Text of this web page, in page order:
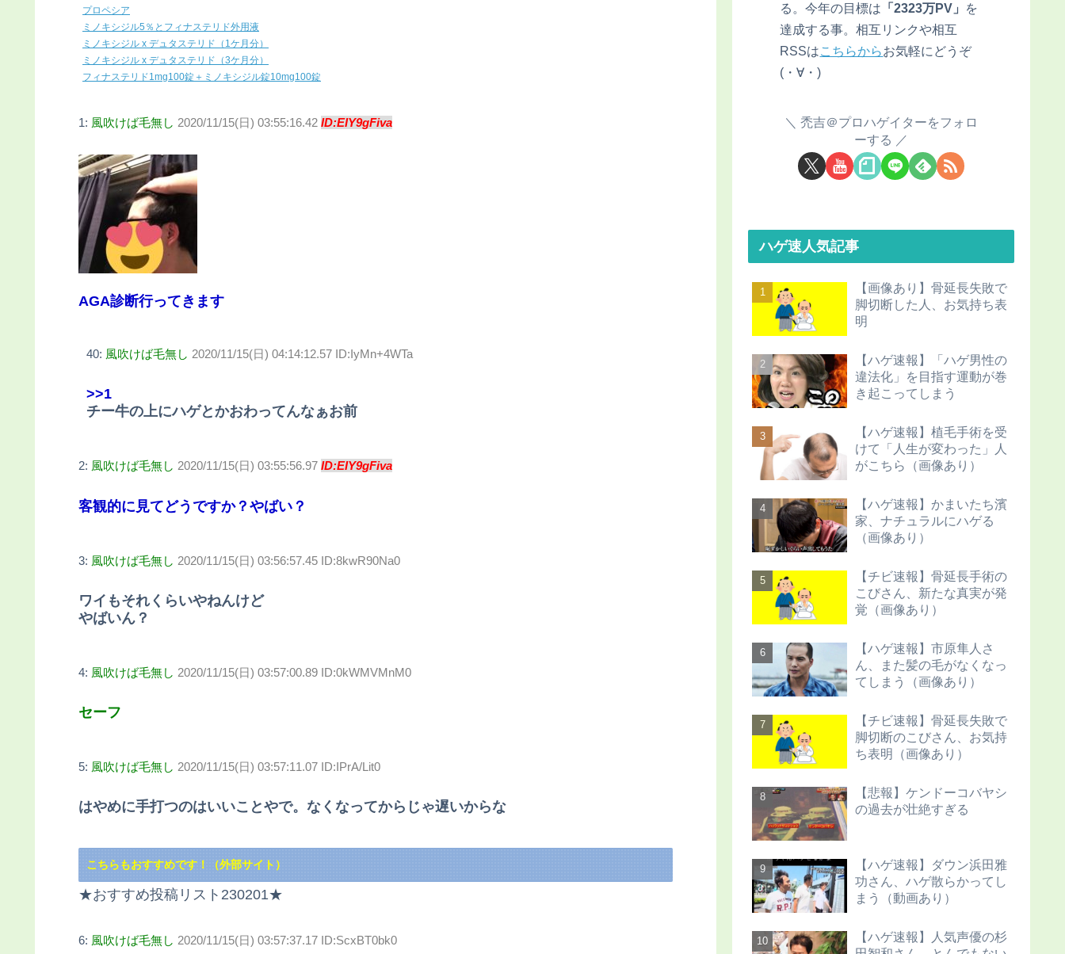
プロペシア
ミノキシジル5％とフィナステリド外用液
ミノキシジル x デュタステリド（1ケ月分）
ミノキシジル x デュタステリド（3ケ月分）
フィナステリド1mg100錠＋ミノキシジル錠10mg100錠
1: 風吹けば毛無し 2020/11/15(日) 03:55:16.42 ID:EIY9gFiva
AGA診断行ってきます
40: 風吹けば毛無し 2020/11/15(日) 04:14:12.57 ID:IyMn+4WTa
>>1
チー牛の上にハゲとかおわってんなぁお前
2: 風吹けば毛無し 2020/11/15(日) 03:55:56.97 ID:EIY9gFiva
客観的に見てどうですか？やばい？
3: 風吹けば毛無し 2020/11/15(日) 03:56:57.45 ID:8kwR90Na0
ワイもそれくらいやねんけど
やばいん？
4: 風吹けば毛無し 2020/11/15(日) 03:57:00.89 ID:0kWMVMnM0
セーフ
5: 風吹けば毛無し 2020/11/15(日) 03:57:11.07 ID:IPrA/Lit0
はやめに手打つのはいいことやで。なくなってからじゃ遅いからな
こちらもおすすめです！（外部サイト）
★おすすめ投稿リスト230201★
6: 風吹けば毛無し 2020/11/15(日) 03:57:37.17 ID:ScxBT0bk0
る。今年の目標は 「2323万PV」 を
達成する事。相互リンクや相互
RSSはこちらからお気軽にどうぞ
(・∀・)
禿吉＠プロハゲイターをフォロ
ーする
ハゲ速人気記事
【画像あり】骨延長失敗で
脚切断した人、お気持ち表
明
【ハゲ速報】「ハゲ男性の
違法化」を目指す運動が巻
き起こってしまう
【ハゲ速報】植毛手術を受
けて「人生が変わった」人
がこちら（画像あり）
【ハゲ速報】かまいたち濱
家、ナチュラルにハゲる
（画像あり）
【チビ速報】骨延長手術の
こびさん、新たな真実が発
覚（画像あり）
【ハゲ速報】市原隼人さ
ん、また髪の毛がなくなっ
てしまう（画像あり）
【チビ速報】骨延長失敗で
脚切断のこびさん、お気持
ち表明（画像あり）
【悲報】ケンドーコバヤシ
の過去が壮絶すぎる
【ハゲ速報】ダウン浜田雅
功さん、ハゲ散らかってし
まう（動画あり）
【ハゲ速報】人気声優の杉